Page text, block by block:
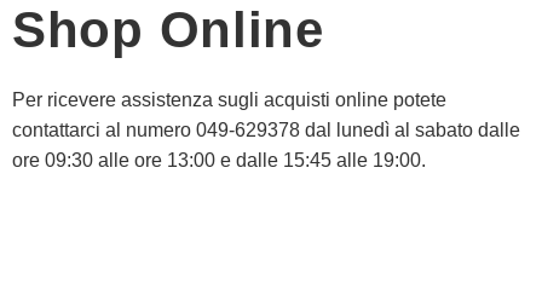
Shop Online
Per ricevere assistenza sugli acquisti online potete
contattarci al numero 049-629378 dal lunedì al sabato dalle
ore 09:30 alle ore 13:00 e dalle 15:45 alle 19:00.